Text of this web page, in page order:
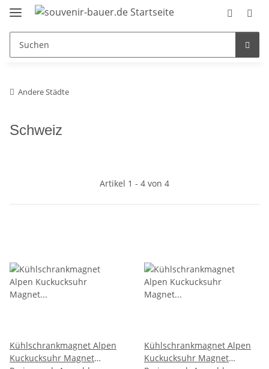
Andere Städte
Schweiz
Artikel 1 - 4 von 4
Kühlschrankmagnet Alpen
Kuckucksuhr Magnet
Kühlschrankmagnet Alpen
Kuckucksuhr Magnet